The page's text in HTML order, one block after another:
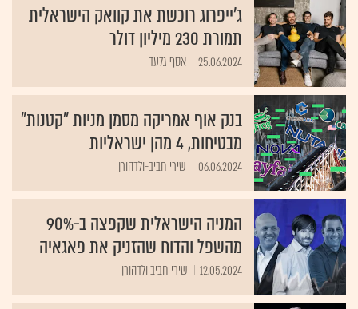
ג'ייפרוג רוכשת את קוואק הישראלית
תמורת 230 מיליון דולר
25.06.2024 אסף גלעד
בנק אוף אמריקה מסמן מניות "קטנות"
מבטיחות, 4 מהן ישראליות
06.06.2024 שירי חביב-ולדהורן
המניה הישראלית שקפצה ב-90%
מהשפל והדוח שהזניק את פאגאיה
12.05.2024 שירי חביב ולדהורן